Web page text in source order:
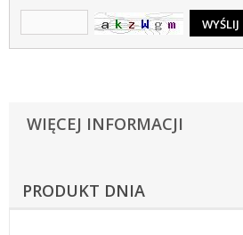
WIĘCEJ INFORMACJI
PRODUKT DNIA